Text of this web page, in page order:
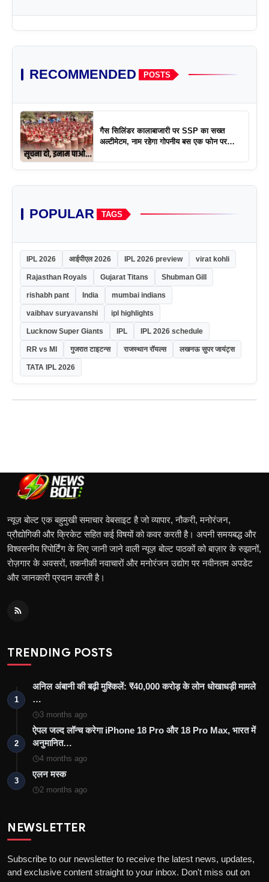
RECOMMENDED POSTS
गैस सिलिंडर कालाबाजारी पर SSP का सख्त
अल्टीमेटम, नाम रहेगा गोपनीय बस एक फोन पर
POPULAR TAGS
IPL 2026 आईपीएल 2026 IPL 2026 preview virat kohli
Rajasthan Royals Gujarat Titans Shubman Gill
rishabh pant India mumbai indians
vaibhav suryavanshi ipl highlights
Lucknow Super Giants IPL IPL 2026 schedule
RR vs MI गुजरात टाइटन्स राजस्थान रॉयल्स लखनऊ सुपर जायंट्स
TATA IPL 2026
न्यूज़ बोल्ट एक बहुमुखी समाचार वेबसाइट है जो व्यापार, नौकरी, मनोरंजन,
प्रौद्योगिकी और क्रिकेट सहित कई विषयों को कवर करती है। अपनी समयबद्ध और
विश्वसनीय रिपोर्टिंग के लिए जानी जाने वाली न्यूज़ बोल्ट पाठकों को बाज़ार के रुझानों,
रोज़गार के अवसरों, तकनीकी नवाचारों और मनोरंजन उद्योग पर नवीनतम अपडेट
और जानकारी प्रदान करती है।
TRENDING POSTS
1
अनिल अंबानी की बढ़ी मुश्किलें: ₹40,000 करोड़ के लोन धोखाधड़ी मामले
…
3 months ago
2
ऐपल जल्द लॉन्च करेगा iPhone 18 Pro और 18 Pro Max, भारत में
अनुमानित…
4 months ago
3
एलन मस्क
2 months ago
NEWSLETTER
Subscribe to our newsletter to receive the latest news, updates,
and exclusive content straight to your inbox. Don't miss out on